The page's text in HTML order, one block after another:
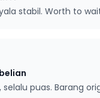
stabil. Worth to
puas. Barang